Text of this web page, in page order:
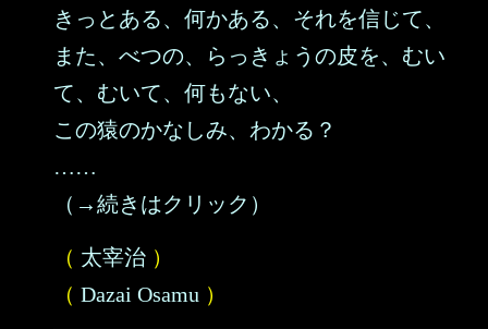
きっとある、何かある、それを信じて、
また、べつの、らっきょうの皮を、むい
て、むいて、何もない、
この猿のかなしみ、わかる？
……
（→続きはクリック）
（ 太宰治 ）
（ Dazai Osamu ）